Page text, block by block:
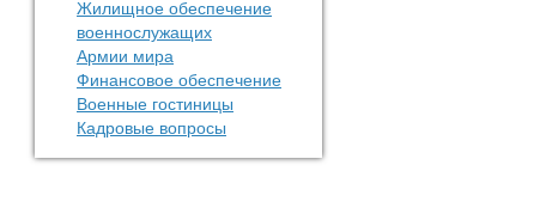
Жилищное обеспечение
военнослужащих
Армии мира
Финансовое обеспечение
Военные гостиницы
Кадровые вопросы